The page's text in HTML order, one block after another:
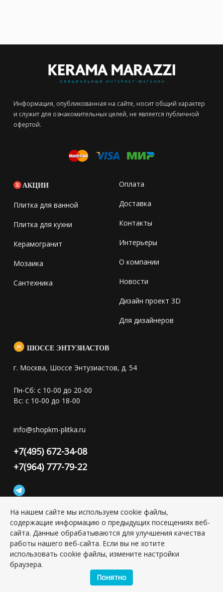
Информация, опубликованная на сайте, носит общий характер
и служит для ознакомительных целей, не является публичной
офертой.
АКЦИИ
Плитка для ванной
Плитка для кухни
Керамогранит
Мозаика
Сантехника
Оплата
Доставка
Контакты
Интерьеры
О компании
Новости
Дизайн проект 3D
Для дизайнеров
ШОССЕ ЭНТУЗИАСТОВ
г. Москва, Шоссе Энтузиастов, д. 54
Пн-Сб: с 10-00 до 20-00
Вс: с 10-00 до 18-00
info@shopkm-plitka.ru
+7(495) 672-34-08
+7(964) 777-79-22
Конфиденциальность персональной информации
Copyright © 2026 ИП Григорьян Юлия Сергеевна, ИНН:
501703338416
На нашем сайте мы используем cookie файлы,
содержащие информацию о предыдущих посещениях веб-
сайта. Данные обрабатываются для улучшения качества
работы нашего веб-сайта. Если вы не хотите
использовать cookie файлы, измените настройки
браузера.
Понятно